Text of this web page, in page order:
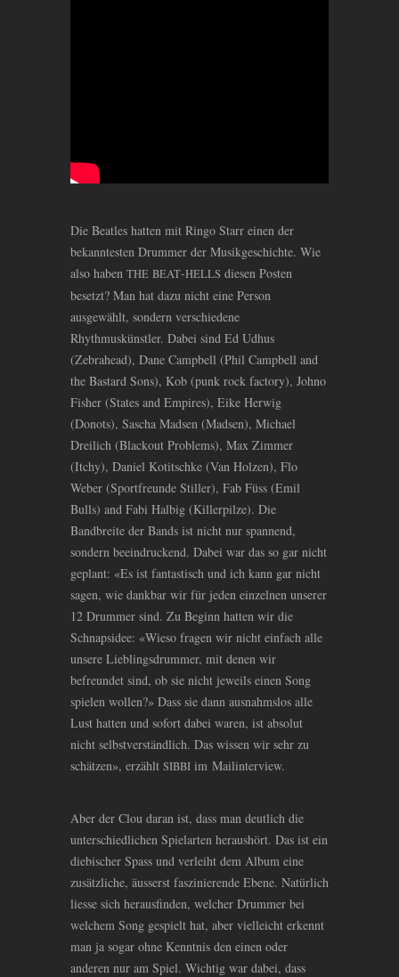
Die Beatles hatten mit Ringo Starr einen der
bekanntesten Drummer der Musikgeschichte. Wie
also haben THE BEAT-HELLS diesen Posten
besetzt? Man hat dazu nicht eine Person
ausgewählt, sondern verschiedene
Rhythmuskünstler. Dabei sind Ed Udhus
(Zebrahead), Dane Campbell (Phil Campbell and
the Bastard Sons), Kob (punk rock factory), Johno
Fisher (States and Empires), Eike Herwig
(Donots), Sascha Madsen (Madsen), Michael
Dreilich (Blackout Problems), Max Zimmer
(Itchy), Daniel Kotitschke (Van Holzen), Flo
Weber (Sportfreunde Stiller), Fab Füss (Emil
Bulls) and Fabi Halbig (Killerpilze). Die
Bandbreite der Bands ist nicht nur spannend,
sondern beeindruckend. Dabei war das so gar nicht
geplant: «Es ist fantastisch und ich kann gar nicht
sagen, wie dankbar wir für jeden einzelnen unserer
12 Drummer sind. Zu Beginn hatten wir die
Schnapsidee: «Wieso fragen wir nicht einfach alle
unsere Lieblingsdrummer, mit denen wir
befreundet sind, ob sie nicht jeweils einen Song
spielen wollen?» Dass sie dann ausnahmslos alle
Lust hatten und sofort dabei waren, ist absolut
nicht selbstverständlich. Das wissen wir sehr zu
schätzen», erzählt SIBBI im Mailinterview.
Aber der Clou daran ist, dass man deutlich die
unterschiedlichen Spielarten heraushört. Das ist ein
diebischer Spass und verleiht dem Album eine
zusätzliche, äusserst faszinierende Ebene. Natürlich
liesse sich herausfinden, welcher Drummer bei
welchem Song gespielt hat, aber vielleicht erkennt
man ja sogar ohne Kenntnis den einen oder
anderen nur am Spiel. Wichtig war dabei, dass